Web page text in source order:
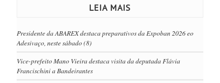
LEIA MAIS
Presidente da ABAREX destaca preparativos da Expoban 2026 eo
Adesivaço, neste sábado (8)
Vice-prefeito Mano Vieira destaca visita da deputada Flávia
Francischini a Bandeirantes